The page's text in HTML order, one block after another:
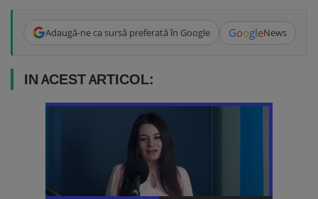
Adaugă-ne ca sursă preferată în Google GoogleNews
IN ACEST ARTICOL: